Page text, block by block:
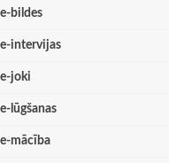
e-bildes
e-intervijas
e-joki
e-lūgšanas
e-mācība